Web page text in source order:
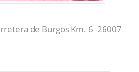
de Burgos Km. 6 26007